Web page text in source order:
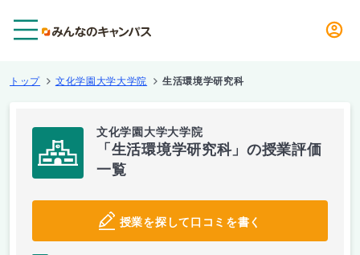
トップ 文化学園大学大学院 生活環境学研究科
文化学園大学大学院
「生活環境学研究科」の授業評価
一覧
授業を探して口コミを書く